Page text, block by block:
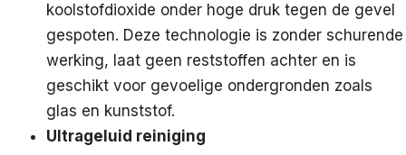
koolstofdioxide onder hoge druk tegen de gevel
gespoten. Deze technologie is zonder schurende
werking, laat geen reststoffen achter en is
geschikt voor gevoelige ondergronden zoals
glas en kunststof.
Ultrageluid reiniging